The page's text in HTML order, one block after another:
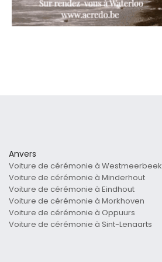
Anvers
Voiture de cérémonie à Westmeerbeek
Voiture de cérémonie à Minderhout
Voiture de cérémonie à Eindhout
Voiture de cérémonie à Morkhoven
Voiture de cérémonie à Oppuurs
Voiture de cérémonie à Sint-Lenaarts